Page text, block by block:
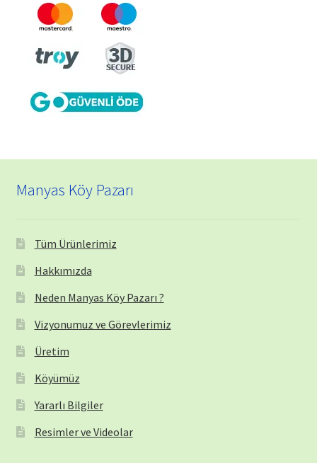
Manyas Köy Pazarı
Tüm Ürünlerimiz
Hakkımızda
Neden Manyas Köy Pazarı ?
Vizyonumuz ve Görevlerimiz
Üretim
Köyümüz
Yararlı Bilgiler
Resimler ve Videolar